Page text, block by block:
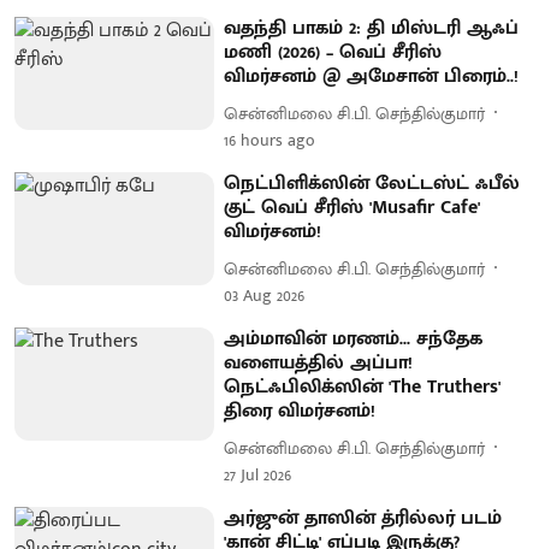
வதந்தி பாகம் 2: தி மிஸ்டரி ஆஃப்
மணி (2026) – வெப் சீரிஸ்
விமர்சனம் @ அமேசான் பிரைம்..!
சென்னிமலை சி.பி. செந்தில்குமார்
16 hours ago
நெட்பிளிக்ஸின் லேட்டஸ்ட் ஃபீல்
குட் வெப் சீரிஸ் 'Musafir Cafe'
விமர்சனம்!
சென்னிமலை சி.பி. செந்தில்குமார்
03 Aug 2026
அம்மாவின் மரணம்... சந்தேக
வளையத்தில் அப்பா!
நெட்ஃபிலிக்ஸின் 'The Truthers'
திரை விமர்சனம்!
சென்னிமலை சி.பி. செந்தில்குமார்
27 Jul 2026
அர்ஜுன் தாஸின் த்ரில்லர் படம்